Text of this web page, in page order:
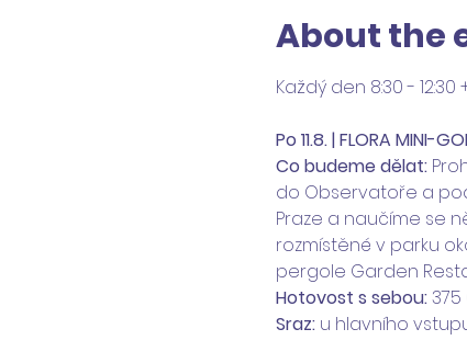
About the
Každý den 8:30 - 12:30 +
Po 11.8. | FLORA MINI-
Co budeme dělat:
do Observatoře a
Praze a naučíme se
rozmístěné v parku
pergole Garden
Hotovost s sebou: 375
Sraz: u hlavního